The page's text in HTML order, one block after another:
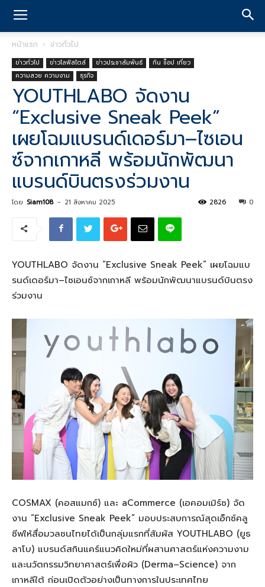
หน้าแรก ข่าวทั่วไป
ข่าวทั่วไป ข่าวไลฟ์สไตล์ ข่าวประชาสัมพันธ์
กิน ช๊อป เที่ยว
ความสวย ความงาม
ธุรกิจ
YOUTHLABO จัดงาน
“Exclusive Sneak Peek”
เผยโฉมแบรนด์เดอร์มา–ไซเอน
ซ์จากเกาหลี พร้อมนักพัฒนา
แบรนด์บินตรงร่วมงาน
โดย Siam108 - 21 สิงหาคม 2025 0
2826
YOUTHLABO จัดงาน “Exclusive Sneak Peek” เผยโฉมแบ
รนด์เดอร์มา–ไซเอนซ์จากเกาหลี พร้อมนักพัฒนาแบรนด์บินตรง
ร่วมงาน
COSMAX (คอสแมกซ์) และ aCommerce (เอคอมเมิร์ซ) จัด
งาน “Exclusive Sneak Peek” มอบประสบการณ์สุดเอ็กซ์คลู
ซีฟให้สื่อมวลชนไทยได้เป็นกลุ่มแรกที่สัมผัส YOUTHLABO (ยูธ
ลาโบ) แบรนด์สกินแคร์แนวคิดใหม่ที่ผสานศาสตร์แห่งความงาม
และนวัตกรรมวิทยาศาสตร์เพื่อผิว (Derma–Science) จาก
เกาหลีใต้ ก่อนเปิดตัวอย่างเป็นทางการในประเทศไทย